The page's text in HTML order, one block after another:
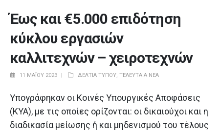
Έως και €5.000 επιδότηση
κύκλου εργασιών
καλλιτεχνών – χειροτεχνών
11 ΜΑΪ́ΟΥ 2023 ΔΕΛΤΊΑ ΤΎΠΟΥ, ΤΕΛΕΥΤΑΊΑ ΝΈΑ
Υπογράφηκαν οι Κοινές Υπουργικές Αποφάσεις
(ΚΥΑ), με τις οποίες ορίζονται: οι δικαιούχοι και η
διαδικασία μείωσης ή και μηδενισμού του τέλους